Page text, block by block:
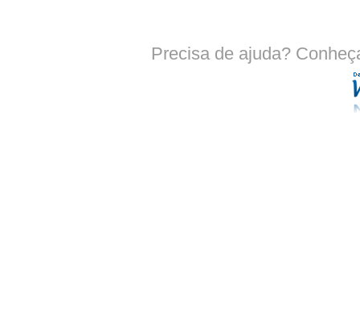
Precisa de ajuda?